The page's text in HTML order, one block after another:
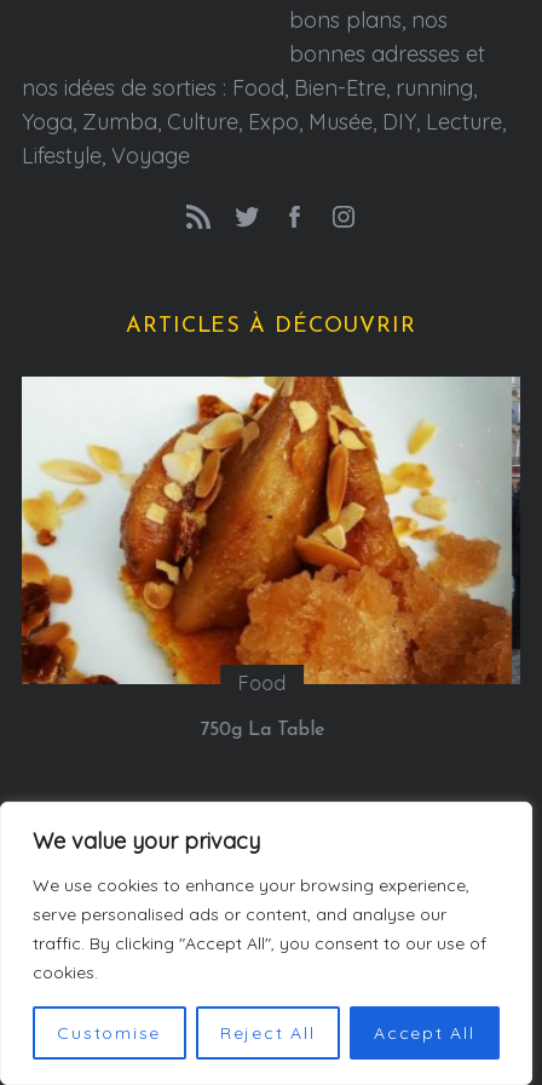
We value your privacy
We use cookies to enhance your browsing experience,
serve personalised ads or content, and analyse our
traffic. By clicking "Accept All", you consent to our use of
cookies.
Customise Reject All Accept All
bons plans, nos
bonnes adresses et
nos idées de sorties : Food, Bien-Etre, running,
Yoga, Zumba, Culture, Expo, Musée, DIY, Lecture,
Lifestyle, Voyage
ARTICLES À DÉCOUVRIR
Sorties
Google installe un chalet à Paris du 21 au 24 janvier
LES AUTEURS